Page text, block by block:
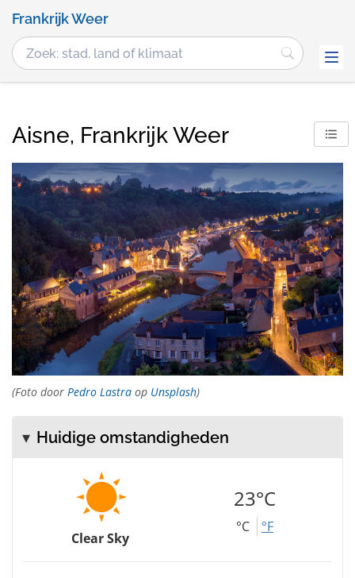
Frankrijk Weer
Aisne, Frankrijk Weer
(Foto door Pedro Lastra op Unsplash)
Huidige omstandigheden
Clear Sky
23°C
°C °F